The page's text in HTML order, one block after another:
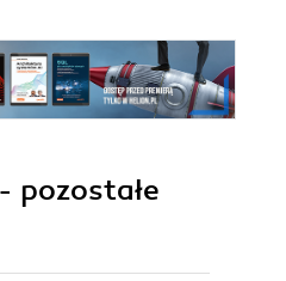
pozostałe